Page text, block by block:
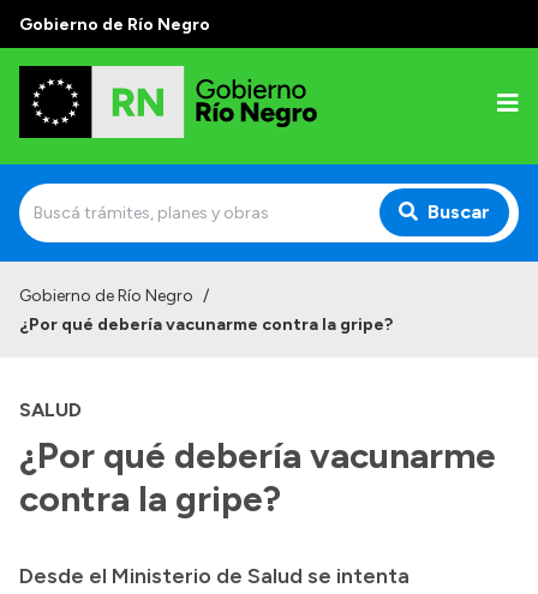
Gobierno de Río Negro
Buscar
Discursos en la Legislatura
Casa de Gobierno
Acerca de Río Negro
Gobierno de Río Negro /
¿Por qué debería vacunarme contra la gripe?
SALUD
¿Por qué debería vacunarme
contra la gripe?
Desde el Ministerio de Salud se intenta